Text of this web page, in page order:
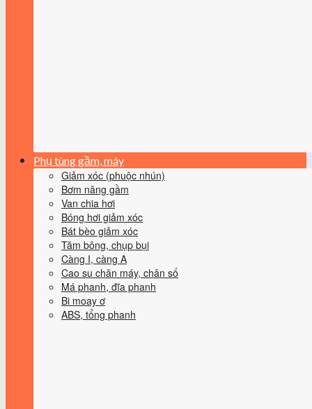
Phụ tùng gầm, máy
Giảm xóc (phuộc nhún)
Bơm nâng gầm
Van chia hơi
Bóng hơi giảm xóc
Bát bèo giảm xóc
Tăm bông, chụp bụi
Càng I, càng A
Cao su chân máy, chân số
Má phanh, đĩa phanh
Bi moay ơ
ABS, tổng phanh